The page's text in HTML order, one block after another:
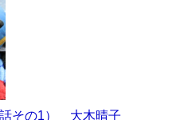
話その1） 大木晴子